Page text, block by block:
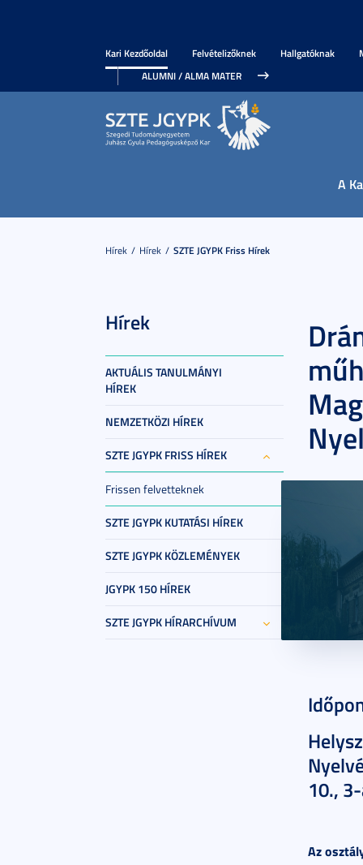
Kari Kezdőoldal Felvételizőknek Hallgatóknak
ALUMNI / ALMA MATER
A
Hírek Hírek SZTE JGYPK Friss Hírek
Hírek
AKTUÁLIS TANULMÁNYI
HÍREK
NEMZETKÖZI HÍREK
SZTE JGYPK FRISS HÍREK
Frissen felvetteknek
SZTE JGYPK KUTATÁSI HÍREK
SZTE JGYPK KÖZLEMÉNYEK
JGYPK 150 HÍREK
SZTE JGYPK HÍRARCHÍVUM
10.,
Az